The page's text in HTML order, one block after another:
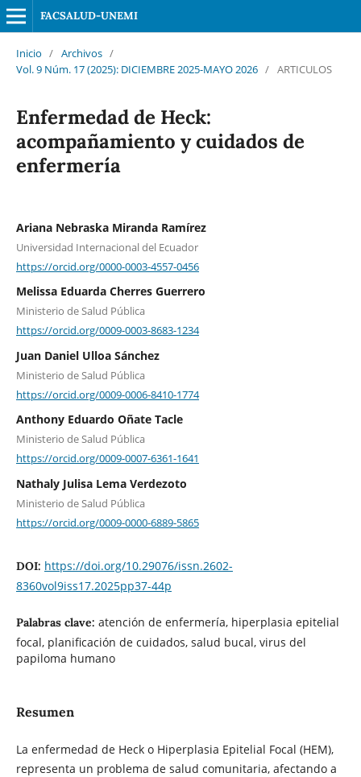
FACSALUD-UNEMI
Inicio / Archivos /
Vol. 9 Núm. 17 (2025): DICIEMBRE 2025-MAYO 2026 / ARTICULOS
Enfermedad de Heck:
acompañamiento y cuidados de
enfermería
Ariana Nebraska Miranda Ramírez
Universidad Internacional del Ecuador
https://orcid.org/0000-0003-4557-0456
Melissa Eduarda Cherres Guerrero
Ministerio de Salud Pública
https://orcid.org/0009-0003-8683-1234
Juan Daniel Ulloa Sánchez
Ministerio de Salud Pública
https://orcid.org/0009-0006-8410-1774
Anthony Eduardo Oñate Tacle
Ministerio de Salud Pública
https://orcid.org/0009-0007-6361-1641
Nathaly Julisa Lema Verdezoto
Ministerio de Salud Pública
https://orcid.org/0009-0000-6889-5865
DOI: https://doi.org/10.29076/issn.2602-
8360vol9iss17.2025pp37-44p
Palabras clave: atención de enfermería, hiperplasia epitelial
focal, planificación de cuidados, salud bucal, virus del
papiloma humano
Resumen
La enfermedad de Heck o Hiperplasia Epitelial Focal (HEM),
representa un problema de salud comunitaria, afectando a